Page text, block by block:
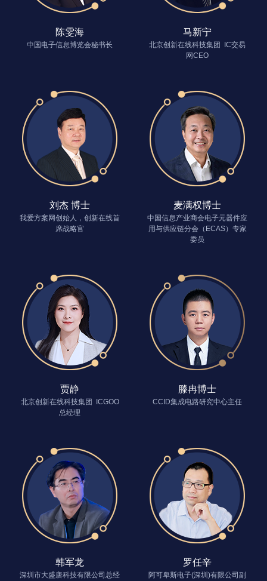
陈雯海
中国电子信息博览会秘书长
马新宁
北京创新在线科技集团 IC交易
网CEO
刘杰 博士
我爱方案网创始人，创新在线首
席战略官
麦满权博士
中国信息产业商会电子元器件应
用与供应链分会（ECAS）专家
委员
贾静
北京创新在线科技集团 ICGOO
总经理
滕冉博士
CCID集成电路研究中心主任
韩军龙
深圳市大盛唐科技有限公司总经
罗任辛
阿可卑斯电子(深圳)有限公司副